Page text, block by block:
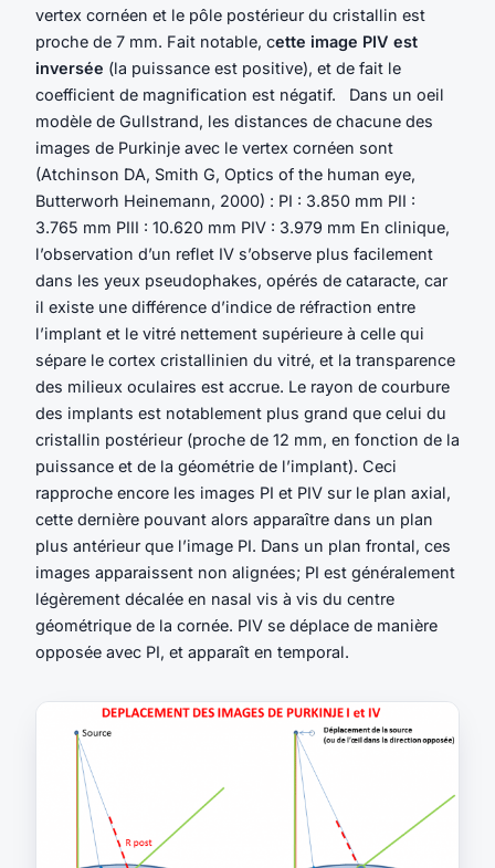
vertex cornéen et le pôle postérieur du cristallin est
proche de 7 mm. Fait notable, cette image PIV est
inversée (la puissance est positive), et de fait le
coefficient de magnification est négatif. Dans un oeil
modèle de Gullstrand, les distances de chacune des
images de Purkinje avec le vertex cornéen sont
(Atchinson DA, Smith G, Optics of the human eye,
Butterworh Heinemann, 2000) : PI : 3.850 mm PII :
3.765 mm PIII : 10.620 mm PIV : 3.979 mm En clinique,
l’observation d’un reflet IV s’observe plus facilement
dans les yeux pseudophakes, opérés de cataracte, car
il existe une différence d’indice de réfraction entre
l’implant et le vitré nettement supérieure à celle qui
sépare le cortex cristallinien du vitré, et la transparence
des milieux oculaires est accrue. Le rayon de courbure
des implants est notablement plus grand que celui du
cristallin postérieur (proche de 12 mm, en fonction de la
puissance et de la géométrie de l’implant). Ceci
rapproche encore les images PI et PIV sur le plan axial,
cette dernière pouvant alors apparaître dans un plan
plus antérieur que l’image PI. Dans un plan frontal, ces
images apparaissent non alignées; PI est généralement
légèrement décalée en nasal vis à vis du centre
géométrique de la cornée. PIV se déplace de manière
opposée avec PI, et apparaît en temporal.